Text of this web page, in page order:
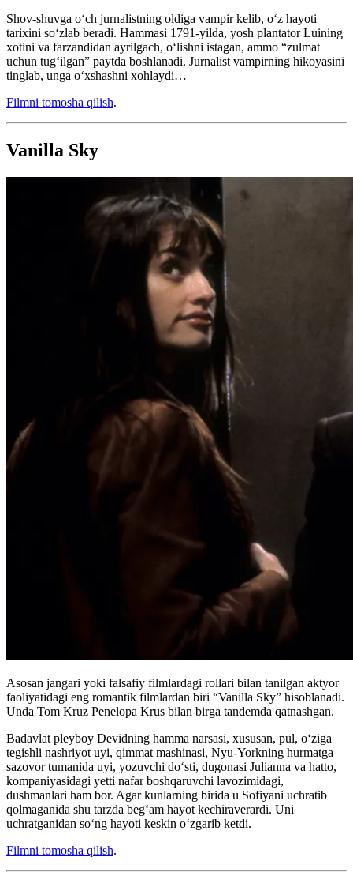
Shov-shuvga o‘ch jurnalistning oldiga vampir kelib, o‘z hayoti
tarixini so‘zlab beradi. Hammasi 1791-yilda, yosh plantator Luining
xotini va farzandidan ayrilgach, o‘lishni istagan, ammo “zulmat
uchun tug‘ilgan” paytda boshlanadi. Jurnalist vampirning hikoyasini
tinglab, unga o‘xshashni xohlaydi…
Filmni tomosha qilish.
Vanilla Sky
Asosan jangari yoki falsafiy filmlardagi rollari bilan tanilgan aktyor
faoliyatidagi eng romantik filmlardan biri “Vanilla Sky” hisoblanadi.
Unda Tom Kruz Penelopa Krus bilan birga tandemda qatnashgan.
Badavlat pleyboy Devidning hamma narsasi, xususan, pul, oʻziga
tegishli nashriyot uyi, qimmat mashinasi, Nyu-Yorkning hurmatga
sazovor tumanida uyi, yozuvchi doʻsti, dugonasi Julianna va hatto,
kompaniyasidagi yetti nafar boshqaruvchi lavozimidagi,
dushmanlari ham bor. Agar kunlarning birida u Sofiyani uchratib
qolmaganida shu tarzda begʻam hayot kechiraverardi. Uni
uchratganidan soʻng hayoti keskin oʻzgarib ketdi.
Filmni tomosha qilish.